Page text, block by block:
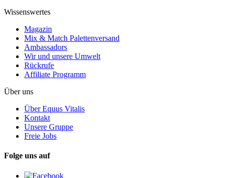
Wissenswertes
Magazin
Mix & Match Palettenversand
Ambassadors
Wir und unsere Umwelt
Rückrufe
Affiliate Programm
Über uns
Über Equus Vitalis
Kontakt
Unsere Gruppe
Freie Jobs
Folge uns auf